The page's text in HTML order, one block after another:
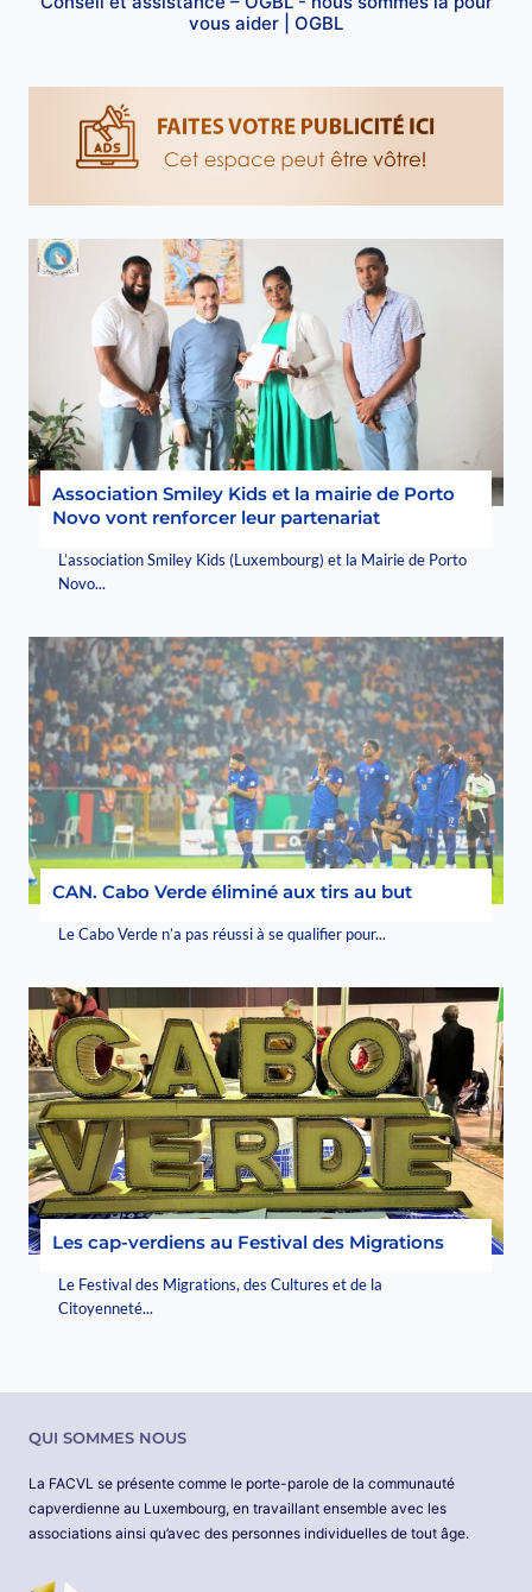
vous aider | OGBL
Association Smiley Kids et la mairie de Porto
Novo vont renforcer leur partenariat
L’association Smiley Kids (Luxembourg) et la Mairie de Porto
Novo...
CAN. Cabo Verde éliminé aux tirs au but
Le Cabo Verde n’a pas réussi à se qualifier pour...
Les cap-verdiens au Festival des Migrations
Le Festival des Migrations, des Cultures et de la
Citoyenneté...
QUI SOMMES NOUS
La FACVL se présente comme le porte-parole de la communauté
capverdienne au Luxembourg, en travaillant ensemble avec les
associations ainsi qu’avec des personnes individuelles de tout âge.